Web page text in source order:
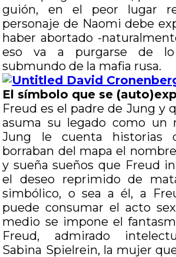
guión, en el peor lugar
personaje de Naomi debe
haber abortado -
eso va a purgarse de
submundo de la mafia rusa.
El símbolo que se
Freud es el padre de Jung y
asuma su legado como un
Jung le cuenta historias
borraban del mapa el
y sueña sueños que Freud
el deseo reprimido de
simbólico, o sea a él, a
puede consumar el acto
medio se impone el
Freud, admirado
Sabina Spielrein, la mujer